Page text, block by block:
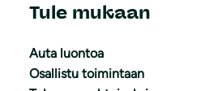
Tule mukaan
Auta luontoa
Osallistu toimintaan